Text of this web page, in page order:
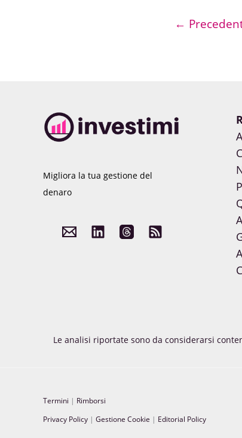
←
Migliora la tua gestione del
denaro
Le analisi riportate sono da considerarsi
Termini | Rimborsi
Privacy Policy | Gestione Cookie | Editorial Policy